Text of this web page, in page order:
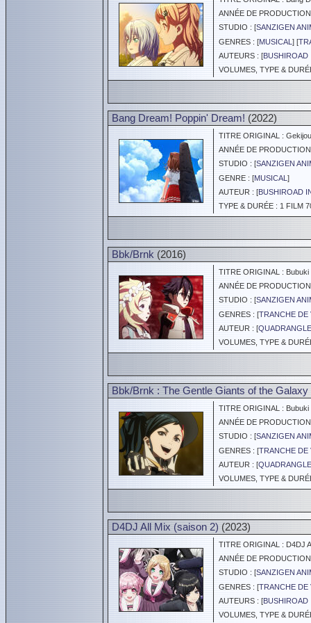
ANNÉE DE
STUDIO : [SANZIGEN
GENRES : [MUSICAL ] [
AUTEURS : [BUSHIROAD
VOLUMES, TYPE &
Bang Dream! Poppin' Dream! (2022)
TITRE ORIGINAL :
ANNÉE DE
STUDIO : [SANZIGEN
GENRE : [MUSICAL ]
AUTEUR : [BUSHIROAD
TYPE & DURÉE : 1 FILM
Bbk/Brnk (2016)
TITRE ORIGINAL : Bubuki
ANNÉE DE
STUDIO : [SANZIGEN
GENRES : [TRANCHE DE
AUTEUR : [QUADRANGLE
VOLUMES, TYPE &
Bbk/Brnk : The Gentle Giants of the
TITRE ORIGINAL :
ANNÉE DE
STUDIO : [SANZIGEN
GENRES : [TRANCHE DE
AUTEUR : [QUADRANGLE
VOLUMES, TYPE &
D4DJ All Mix (saison 2) (2023)
TITRE ORIGINAL : D4DJ
ANNÉE DE
STUDIO : [SANZIGEN
GENRES : [TRANCHE DE
AUTEURS : [BUSHIROAD
VOLUMES, TYPE &